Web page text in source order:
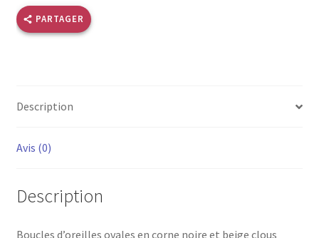
beige
PARTAGER
Description
Avis (0)
Description
Boucles d’oreilles ovales en corne noire et beige clous